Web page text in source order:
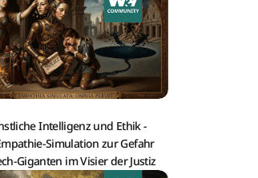
Intelligenz und Ethik -
Simulation zur Gefahr
Giganten im Visier der Justiz